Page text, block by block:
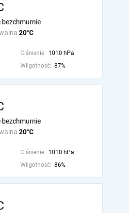
20°C
bezchmurnie
Ciśnienie: 1010 hPa
Wilgotność: 87%
20°C
bezchmurnie
Ciśnienie: 1010 hPa
Wilgotność: 86%